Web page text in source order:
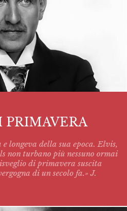
PRIMAVERA
longeva della sua epoca. Elvis,
non turbano più nessuno ormai
di primavera suscita
di un secolo fa.» J.